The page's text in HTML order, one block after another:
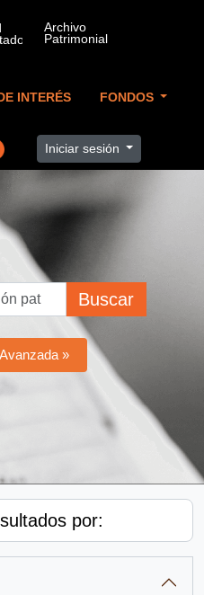
INTERÉS FONDOS
Iniciar sesión
Buscar
»
por: